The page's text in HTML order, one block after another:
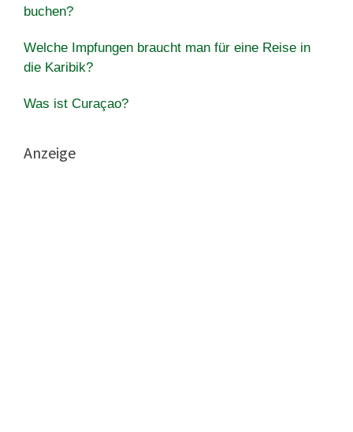
buchen?
Welche Impfungen braucht man für eine Reise in
die Karibik?
Was ist Curaçao?
Anzeige